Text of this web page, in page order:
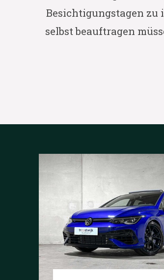
Besichtigungstagen zu
selbst beauftragen